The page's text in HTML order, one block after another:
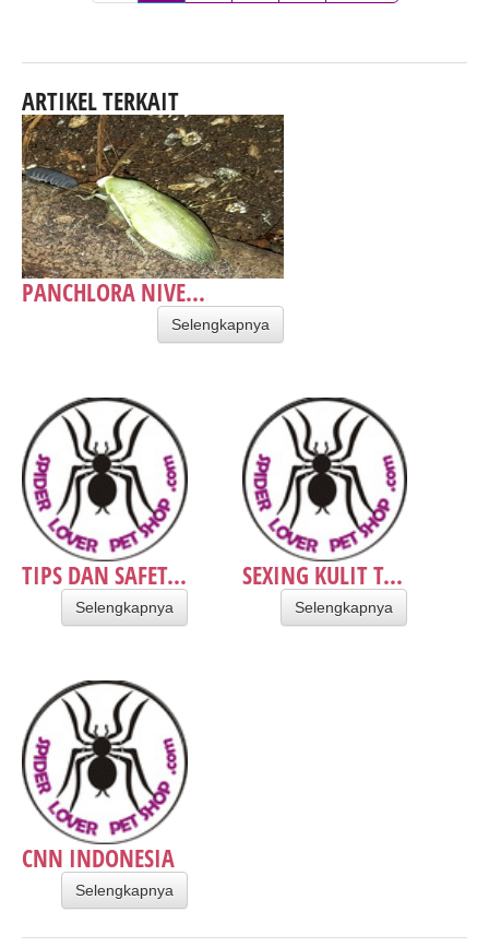
ARTIKEL TERKAIT
PANCHLORA NIVE...
Selengkapnya
TIPS DAN SAFET...
Selengkapnya
SEXING KULIT T...
Selengkapnya
CNN INDONESIA
Selengkapnya